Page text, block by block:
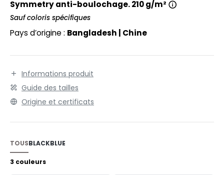
LABEL / TEAR AWAY
SHOPPING
ROW
OF THE LOOM
Symmetry anti-boulochage. 210 g/m²
Sauf coloris spécifiques
Pays d’origine : Bangladesh | Chine
Informations produit
Guide des tailles
Origine et certificats
TOUSBLACKBLUE
3 couleurs